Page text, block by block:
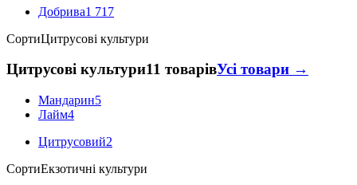
Добрива1 717
СортиЦитрусові культури
Цитрусові культури11 товарівУсі товари →
Мандарин5
Лайм4
Цитрусовий2
СортиЕкзотичні культури